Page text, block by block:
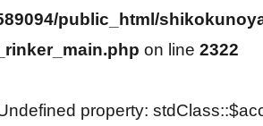
public_html/
on line 2322
property: